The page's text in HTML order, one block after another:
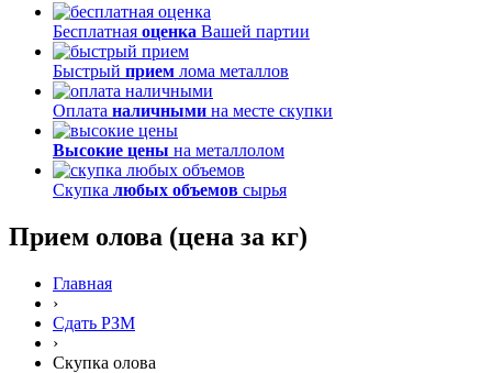
Бесплатная оценка Вашей партии
Быстрый прием лома металлов
Оплата наличными на месте скупки
Высокие цены на металлолом
Скупка любых объемов сырья
Прием олова (цена за кг)
Главная
›
Сдать РЗМ
›
Скупка олова